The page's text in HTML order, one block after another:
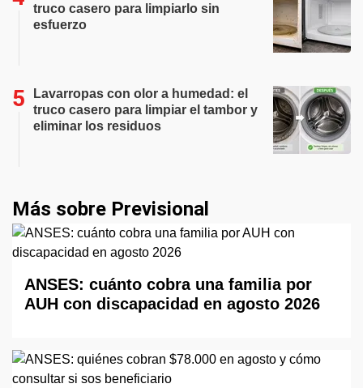
truco casero para limpiarlo sin
esfuerzo
Lavarropas con olor a humedad: el
truco casero para limpiar el tambor y
eliminar los residuos
Más sobre Previsional
ANSES: cuánto cobra una familia por
AUH con discapacidad en agosto 2026